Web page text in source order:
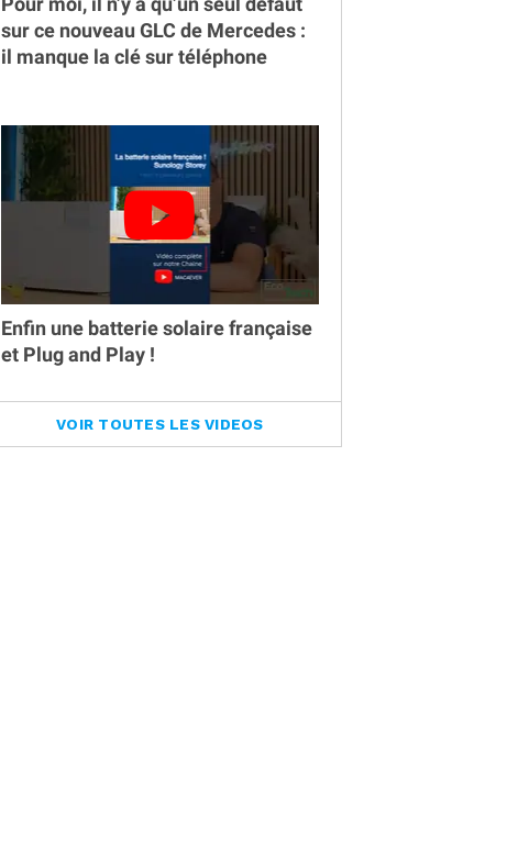
sur ce nouveau GLC de Mercedes :
il manque la clé sur téléphone
Enfin une batterie solaire française
et Plug and Play !
VOIR TOUTES LES VIDEOS